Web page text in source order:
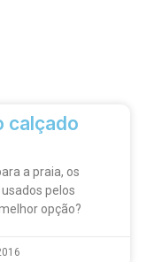
calçado
a praia, os
pelos
opção?